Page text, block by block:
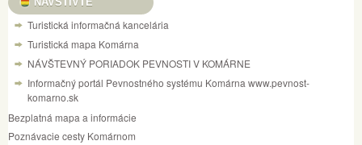
Turistická informačná kancelária
Turistická mapa Komárna
NÁVŠTEVNÝ PORIADOK PEVNOSTI V KOMÁRNE
Informačný portál Pevnostného systému Komárna www.pevnost-
komarno.sk
Bezplatná mapa a informácie
Poznávacie cesty Komárnom